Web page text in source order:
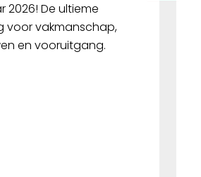
2026! De ultieme
voor vakmanschap,
en vooruitgang.